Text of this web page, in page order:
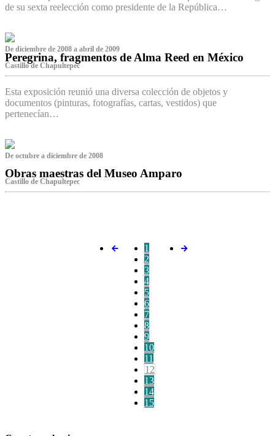
de su sexta reelección como presidente de la República…
De diciembre de 2008 a abril de 2009
Peregrina, fragmentos de Alma Reed en México
Castillo de Chapultepec
Esta exposición reunió una diversa colección de objetos y
documentos (pinturas, fotografías, cartas, vestidos) que
pertenecían…
De octubre a diciembre de 2008
Obras maestras del Museo Amparo
Castillo de Chapultepec
1
2
3
4
5
6
7
8
9
10
11
12
13
14
15